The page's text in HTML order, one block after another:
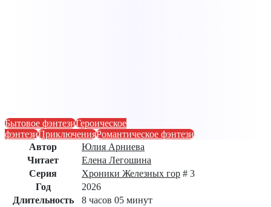
Бытовое фэнтезиГероическое
фэнтезиПриключенияРомантическое фэнтези
Автор
Юлия Арниева
Читает
Елена Легошина
Серия
Хроники Железных гор # 3
Год
2026
Длительность
8 часов 05 минут